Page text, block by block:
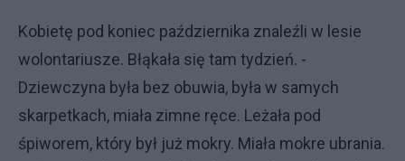
Kobietę pod koniec października znaleźli w lesie
wolontariusze. Błąkała się tam tydzień. -
Dziewczyna była bez obuwia, była w samych
skarpetkach, miała zimne ręce. Leżała pod
śpiworem, który był już mokry. Miała mokre ubrania.